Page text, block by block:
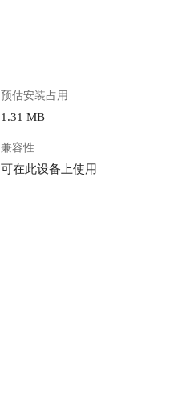
预估安装占用
1.31 MB
兼容性
可在此设备上使用